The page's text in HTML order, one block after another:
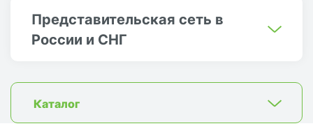
Представительская сеть в
России и СНГ
Каталог